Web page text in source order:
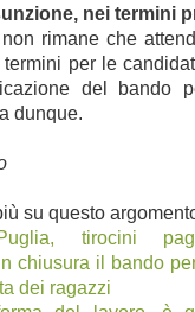
nei termini
non rimane che
termini per le
del bando
dunque.
su questo
tirocini
chiusura il bando
dei ragazzi